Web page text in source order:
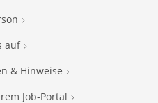
auf
& Hinweise
Job-Portal